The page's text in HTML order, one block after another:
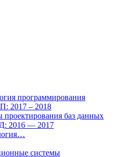
программирования
2017 – 2018
баз данных
2016 — 2017
системы